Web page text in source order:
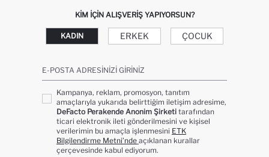
KIM IÇIN ALIŞVERIŞ YAPIYORSUN?
KADIN ERKEK ÇOCUK
E-POSTA ADRESINIZI GIRINIZ
Kampanya, reklam, promosyon, tanıtım
amaçlarıyla yukarıda belirttiğim iletişim adresime,
DeFacto Perakende Anonim Şirketi tarafından
ticari elektronik ileti gönderilmesini ve kişisel
verilerimin bu amaçla işlenmesini ETK
Bilgilendirme Metni’nde açıklanan kurallar
çerçevesinde kabul ediyorum.